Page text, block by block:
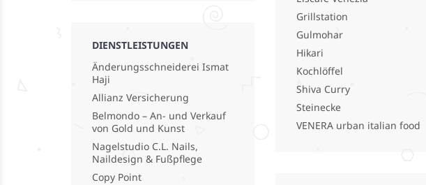
DIENSTLEISTUNGEN
Änderungsschneiderei Ismat
Haji
Allianz Versicherung
Belmondo – An- und Verkauf
von Gold und Kunst
Nagelstudio C.L. Nails,
Naildesign & Fußpflege
Copy Point
Grillstation
Gulmohar
Hikari
Kochlöffel
Shiva Curry
Steinecke
VENERA urban italian food